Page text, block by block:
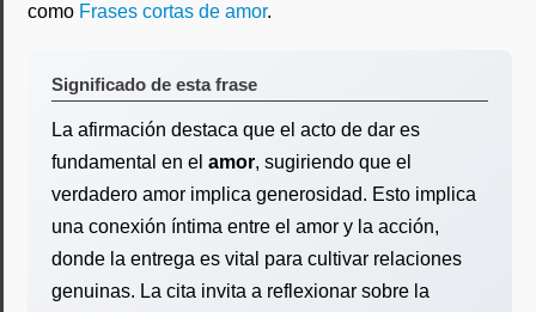
como Frases cortas de amor.
Significado de esta frase
La afirmación destaca que el acto de dar es
fundamental en el amor, sugiriendo que el
verdadero amor implica generosidad. Esto implica
una conexión íntima entre el amor y la acción,
donde la entrega es vital para cultivar relaciones
genuinas. La cita invita a reflexionar sobre la